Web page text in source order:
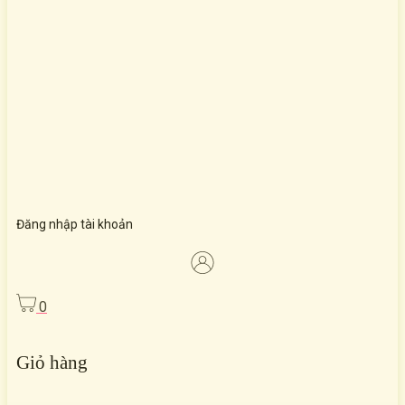
Đăng nhập tài khoản
0
Giỏ hàng